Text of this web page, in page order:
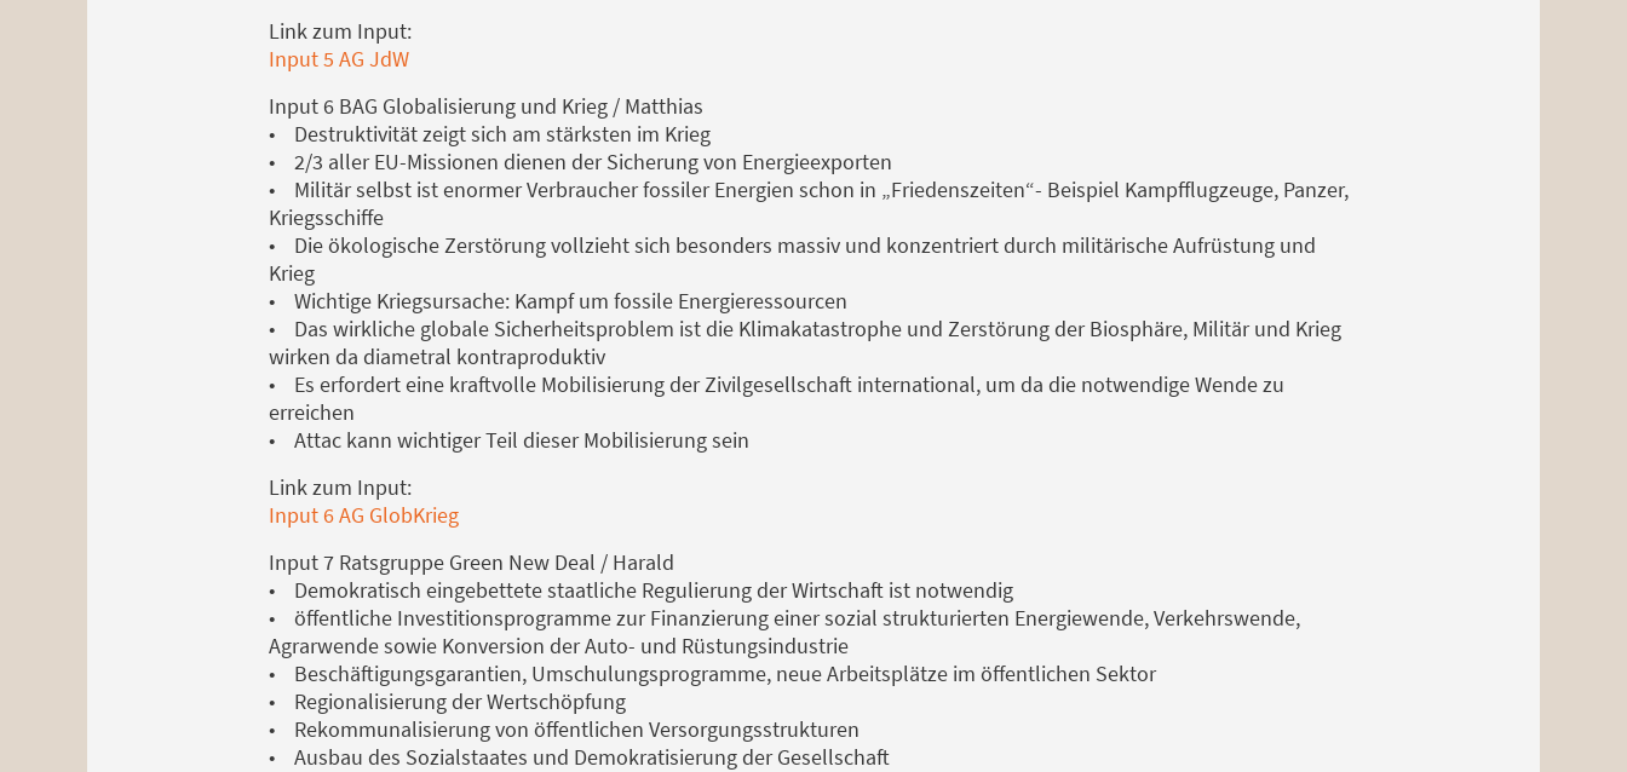
Link zum Input:
Input 5 AG JdW
Input 6 BAG Globalisierung und Krieg / Matthias
• Destruktivität zeigt sich am stärksten im Krieg
• 2/3 aller EU-Missionen dienen der Sicherung von Energieexporten
• Militär selbst ist enormer Verbraucher fossiler Energien schon in „Friedenszeiten“- Beispiel Kampfflugzeuge, Panzer,
Kriegsschiffe
• Die ökologische Zerstörung vollzieht sich besonders massiv und konzentriert durch militärische Aufrüstung und
Krieg
• Wichtige Kriegsursache: Kampf um fossile Energieressourcen
• Das wirkliche globale Sicherheitsproblem ist die Klimakatastrophe und Zerstörung der Biosphäre, Militär und Krieg
wirken da diametral kontraproduktiv
• Es erfordert eine kraftvolle Mobilisierung der Zivilgesellschaft international, um da die notwendige Wende zu
erreichen
• Attac kann wichtiger Teil dieser Mobilisierung sein
Link zum Input:
Input 6 AG GlobKrieg
Input 7 Ratsgruppe Green New Deal / Harald
• Demokratisch eingebettete staatliche Regulierung der Wirtschaft ist notwendig
• öffentliche Investitionsprogramme zur Finanzierung einer sozial strukturierten Energiewende, Verkehrswende,
Agrarwende sowie Konversion der Auto- und Rüstungsindustrie
• Beschäftigungsgarantien, Umschulungsprogramme, neue Arbeitsplätze im öffentlichen Sektor
• Regionalisierung der Wertschöpfung
• Rekommunalisierung von öffentlichen Versorgungsstrukturen
• Ausbau des Sozialstaates und Demokratisierung der Gesellschaft